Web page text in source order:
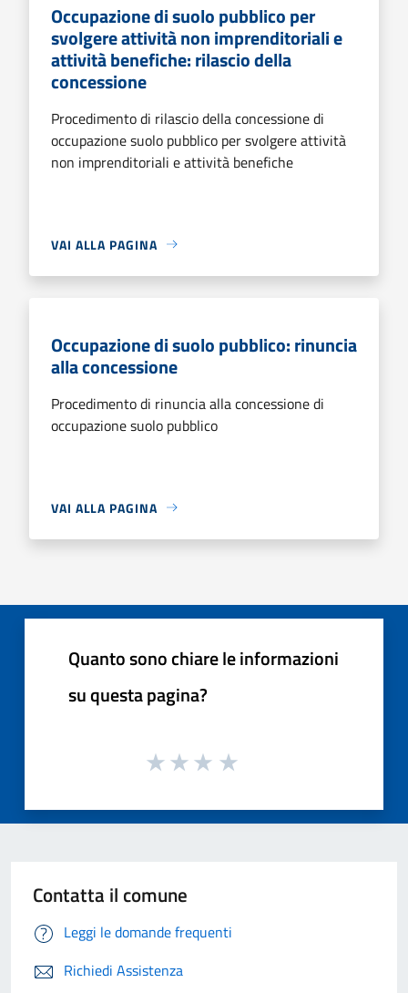
Occupazione di suolo pubblico per
svolgere attività non imprenditoriali e
attività benefiche: rilascio della
concessione
Procedimento di rilascio della concessione di
occupazione suolo pubblico per svolgere attività
non imprenditoriali e attività benefiche
VAI ALLA PAGINA
Occupazione di suolo pubblico: rinuncia
alla concessione
Procedimento di rinuncia alla concessione di
occupazione suolo pubblico
VAI ALLA PAGINA
Quanto sono chiare le informazioni
su questa pagina?
Contatta il comune
Leggi le domande frequenti
Richiedi Assistenza